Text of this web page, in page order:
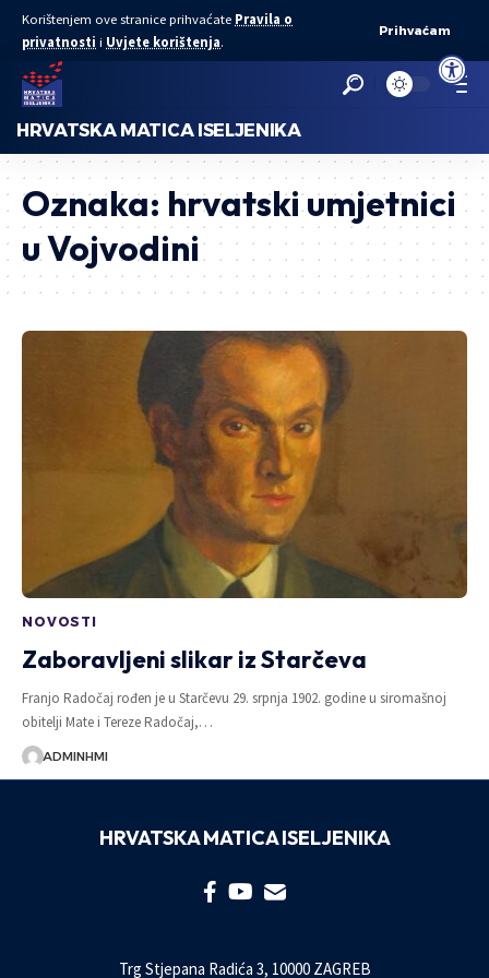
Open
Korištenjem ove stranice prihvaćate Pravila o
privatnosti i Uvjete korištenja.
Prihvaćam
HRVATSKA MATICA ISELJENIKA
Oznaka: hrvatski umjetnici
u Vojvodini
NOVOSTI
Zaboravljeni slikar iz Starčeva
Franjo Radočaj rođen je u Starčevu 29. srpnja 1902. godine u siromašnoj
obitelji Mate i Tereze Radočaj,…
ADMINHMI
HRVATSKA MATICA ISELJENIKA
Trg Stjepana Radića 3, 10000 ZAGREB